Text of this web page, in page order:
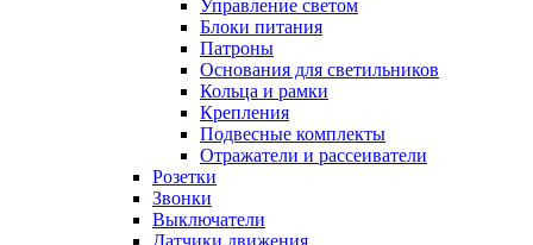
Управление светом
Блоки питания
Патроны
Основания для светильников
Кольца и рамки
Крепления
Подвесные комплекты
Отражатели и рассеиватели
Розетки
Звонки
Выключатели
Датчики движения